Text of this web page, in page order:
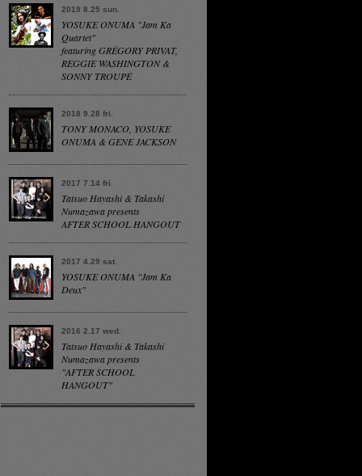
2019 8.25 sun.
YOSUKE ONUMA "Jam Ka
Quartet"
featuring GRÉGORY PRIVAT,
REGGIE WASHINGTON &
SONNY TROUPÉ
2018 9.28 fri.
TONY MONACO, YOSUKE
ONUMA & GENE JACKSON
2017 7.14 fri.
Tatsuo Hayashi & Takashi
Numazawa presents
AFTER SCHOOL HANGOUT
2017 4.29 sat.
YOSUKE ONUMA "Jam Ka
Deux"
2016 2.17 wed.
Tatsuo Hayashi & Takashi
Numazawa presents
"AFTER SCHOOL
HANGOUT"